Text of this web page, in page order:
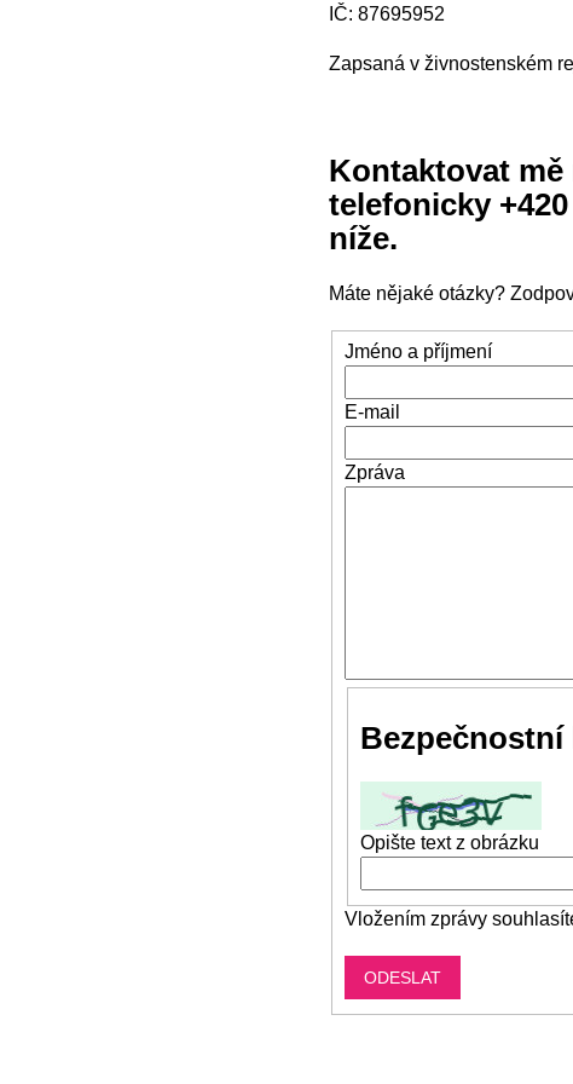
IČ: 87695952
Zapsaná v živnostenském
Kontaktovat mě
telefonicky
níže.
Máte nějaké otázky?
Jméno a příjmení
E-mail
Zpráva
Opište text z obrázku
Vložením zprávy
ODESLAT